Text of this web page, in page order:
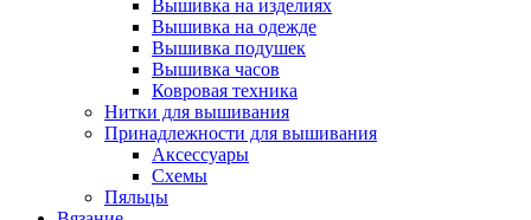
Вышивка на изделиях
Вышивка на одежде
Вышивка подушек
Вышивка часов
Ковровая техника
Нитки для вышивания
Принадлежности для вышивания
Аксессуары
Схемы
Пяльцы